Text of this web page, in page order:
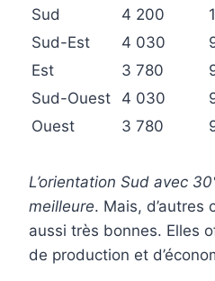
Sud 4 200
Sud-Est
4 030
Est
3 780
Sud-Ouest
4 030
Ouest
3 780
L’orientation Sud avec
meilleure. Mais, d’autres
aussi très bonnes. Elles
de production et